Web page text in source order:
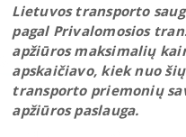
Lietuvos transporto
pagal Privalomosios
apžiūros maksimalių
apskaičiavo, kiek nuo
transporto priemonių
apžiūros paslauga.